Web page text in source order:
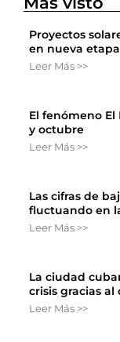
Proyectos
en nueva etapa
Leer Más >>
El fenómeno
y octubre
Leer Más >>
Las cifras de
fluctuando en
Leer Más >>
La ciudad
crisis gracias al
Leer Más >>